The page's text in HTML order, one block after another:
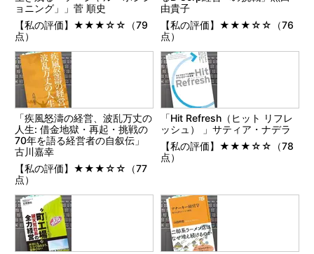
ョニング」」菅 順史
【私の評価】★★★☆☆（79
点）
由貴子
【私の評価】★★★☆☆（76
点）
「疾風怒濤の経営、波乱万丈の
人生: 借金地獄・再起・挑戦の
70年を語る経営者の自叙伝」
古川嘉幸
【私の評価】★★★☆☆（77
点）
「Hit Refresh（ヒット リフレ
ッシュ） 」サティア・ナデラ
【私の評価】★★★☆☆（78
点）